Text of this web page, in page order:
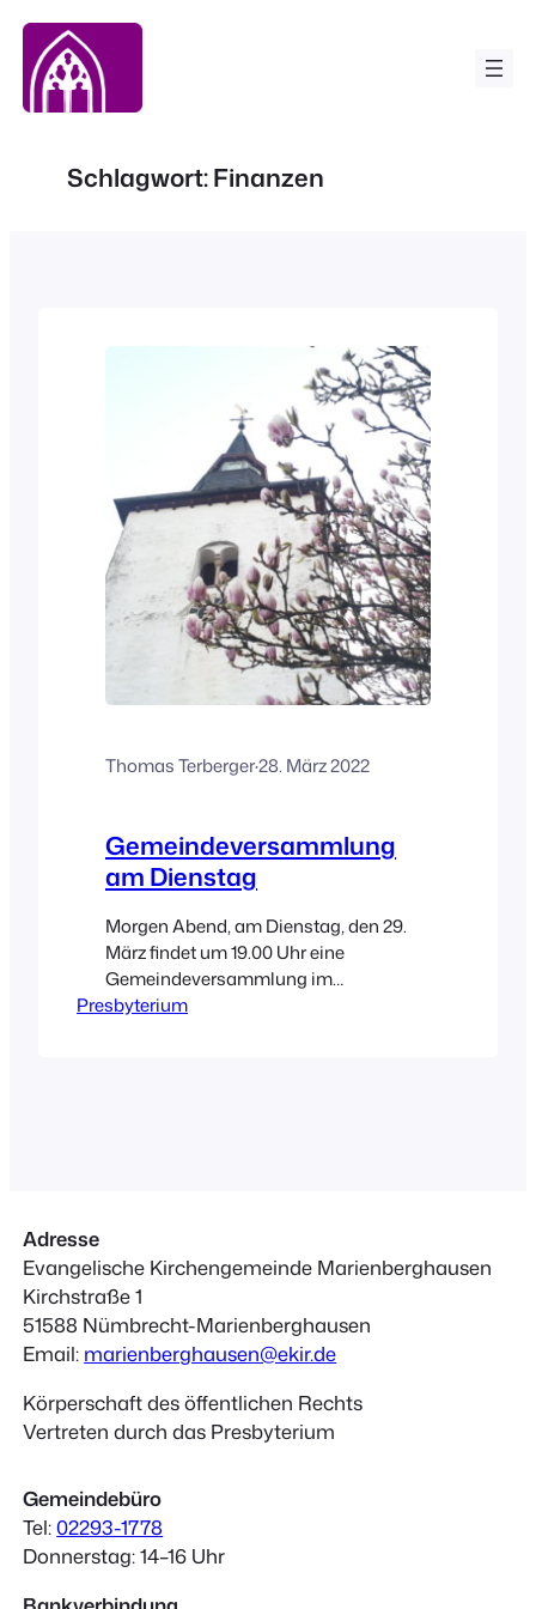
Zum
Inhalt
springen
Schlagwort:Finanzen
Thomas Terberger·28. März 2022
Gemeindeversammlung
am Dienstag
Morgen Abend, am Dienstag, den 29.
März findet um 19.00 Uhr eine
Gemeindeversammlung im
Gemeindehaus statt. Themen sind
Presbyterium
Adresse
Evangelische Kirchengemeinde Marienberghausen
Kirchstraße 1
51588 Nümbrecht-Marienberghausen
Email: marienberghausen@ekir.de
Körperschaft des öffentlichen Rechts
Vertreten durch das Presbyterium
Gemeindebüro
Tel:02293-1778
Donnerstag: 14–16 Uhr